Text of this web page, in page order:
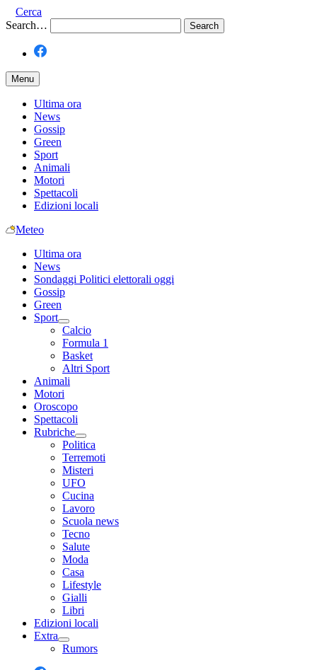
Cerca
Search…
Menu
Ultima ora
News
Gossip
Green
Sport
Animali
Motori
Spettacoli
Edizioni locali
Meteo
Ultima ora
News
Sondaggi Politici elettorali oggi
Gossip
Green
Sport
Calcio
Formula 1
Basket
Altri Sport
Animali
Motori
Oroscopo
Spettacoli
Rubriche
Politica
Terremoti
Misteri
UFO
Cucina
Lavoro
Scuola news
Tecno
Salute
Moda
Casa
Lifestyle
Gialli
Libri
Edizioni locali
Extra
Rumors